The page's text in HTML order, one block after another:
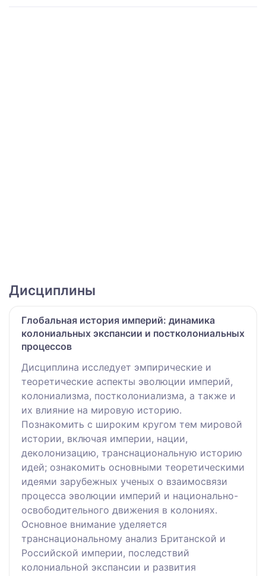
Дисциплины
Глобальная история империй: динамика
колониальных экспансии и постколониальных
процессов
Дисциплина исследует эмпирические и
теоретические аспекты эволюции империй,
колониализма, постколониализма, а также и
их влияние на мировую историю.
Познакомить с широким кругом тем мировой
истории, включая империи, нации,
деколонизацию, транснациональную историю
идей; ознакомить основными теоретическими
идеями зарубежных ученых о взаимосвязи
процесса эволюции империй и национально-
освободительного движения в колониях.
Основное внимание уделяется
транснациональному анализ Британской и
Российской империи, последствий
колониальной экспансии и развития